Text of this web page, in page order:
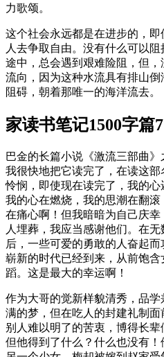
力歌颂。
这个社会永远都是在进步的，
人去争取自由。没有什么可以
途中，总会遇到艰难险阻，但
流向，因为这种水流具有排山
阻碍，朝着那唯一的海洋流去。
家读书笔记1500字篇7
巴金的长篇小说《激流三部曲》
我很快地把它读完了，在读这
怜悯，即使现在读完了，我的心
我的心在燃烧，我的思潮在翻
在痛心啊！但我暗暗为自己庆
人埋葬，我应当感谢他们。在
后，一些可爱的勇敢的人奋起
崭新的时代已经到来，从前饱
蹈。这是最大的幸运啊！
作为大哥的觉新样貌清秀，品
满的梦，但在吃人的封建礼制
别人难以明了的苦衷，博得长辈
但他得到了什么？什么也没有